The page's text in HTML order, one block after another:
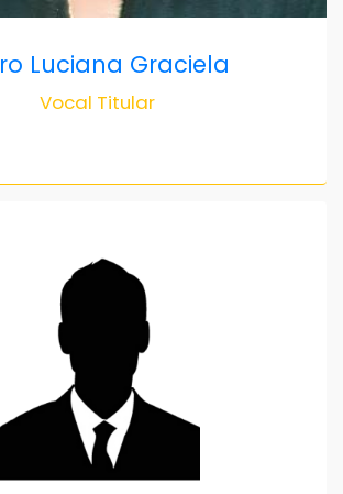
Luciana Graciela
Vocal Titular